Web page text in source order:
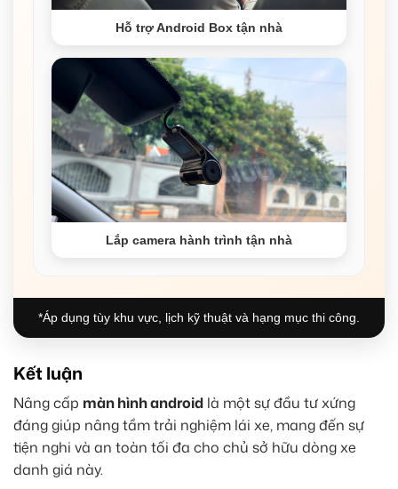
Hỗ trợ Android Box tận nhà
Lắp camera hành trình tận nhà
*Áp dụng tùy khu vực, lịch kỹ thuật và hạng mục thi công.
Kết luận
Nâng cấp màn hình android là một sự đầu tư xứng
đáng giúp nâng tầm trải nghiệm lái xe, mang đến sự
tiện nghi và an toàn tối đa cho chủ sở hữu dòng xe
danh giá này.